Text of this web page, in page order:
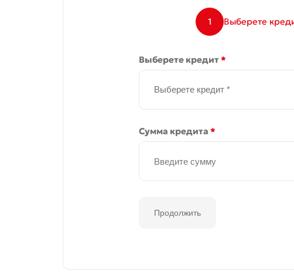
1 Выберете
Выберете кредит*
Выберете кредит *
Сумма кредита *
Продолжить